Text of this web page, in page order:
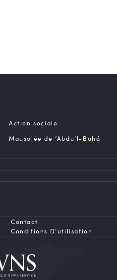
Action sociale
Mausolée de ‘Abdu’l-Bahá
Contact
Conditions D’utilisation